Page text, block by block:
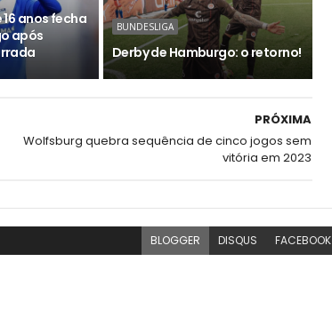
anos fecha
após
BUNDESLIGA
Derby de Hamburgo: o retorno!
PRÓXIMA
Wolfsburg quebra sequência de cinco jogos sem
vitória em 2023
BLOGGER DISQUS FACEBOOK